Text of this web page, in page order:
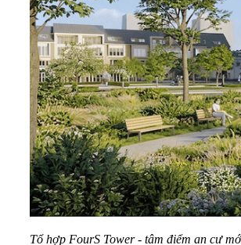
Tổ hợp FourS Tower - tâm điểm an cư